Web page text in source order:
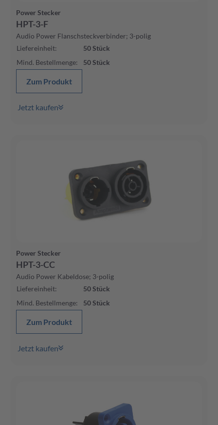
Power Stecker
HPT-3-F
Audio Power Flanschsteckverbinder; 3-polig
Liefereinheit: 50Stück
Mind. Bestellmenge: 50Stück
Zum Produkt
Jetzt kaufen
Power Stecker
HPT-3-CC
Audio Power Kabeldose; 3-polig
Liefereinheit: 50Stück
Mind. Bestellmenge: 50Stück
Zum Produkt
Jetzt kaufen